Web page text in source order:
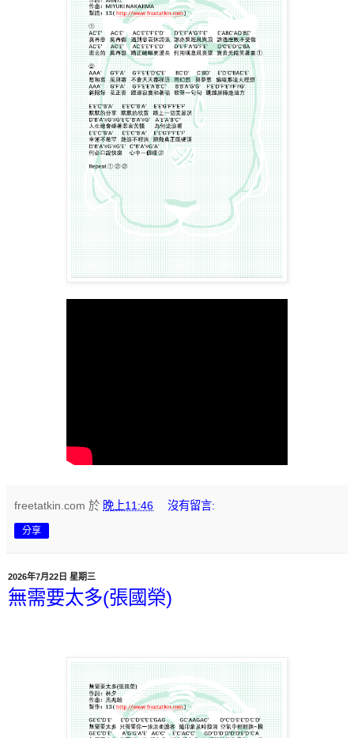
freetatkin.com 於 晚上11:46 沒有留言:
分享
2026年7月22日 星期三
無需要太多(張國榮)